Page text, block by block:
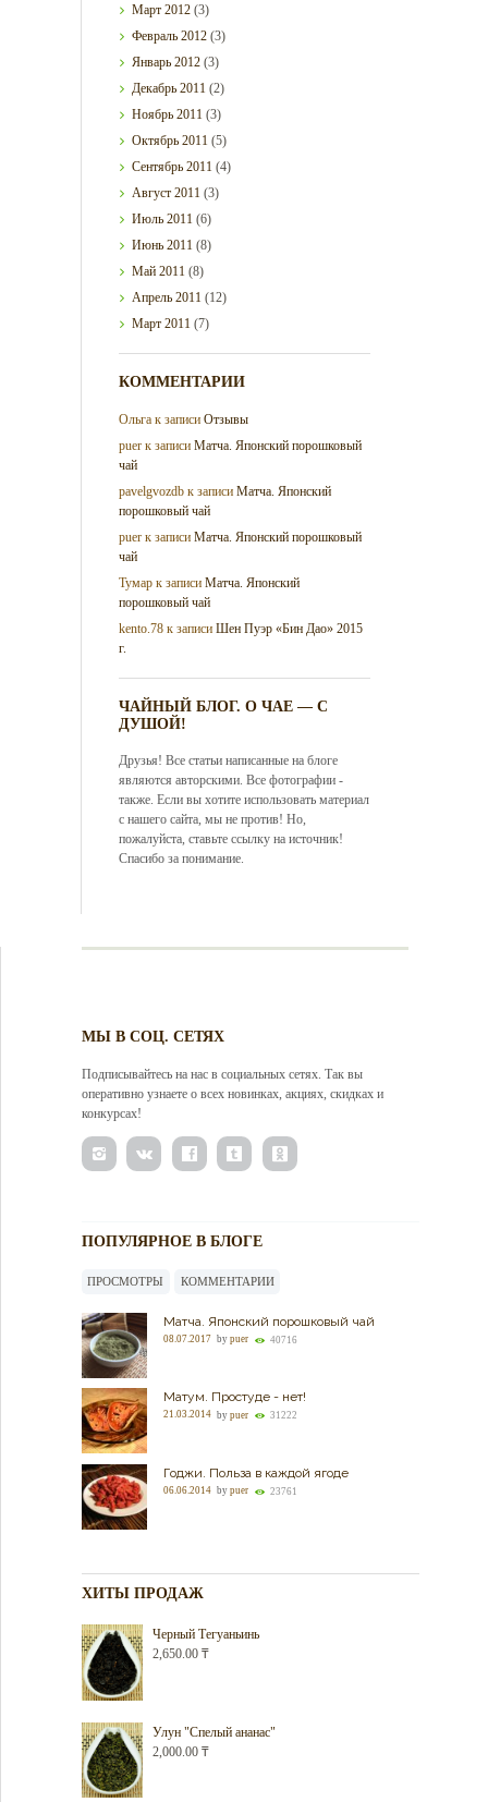
Март2012 (3)
Февраль2012 (3)
Январь2012 (3)
Декабрь2011 (2)
Ноябрь2011 (3)
Октябрь2011 (5)
Сентябрь2011 (4)
Август2011 (3)
Июль2011 (6)
Июнь2011 (8)
Май2011 (8)
Апрель2011 (12)
Март2011 (7)
КОММЕНТАРИИ
Ольга к записиОтзывы
puer к записиМатча. Японский порошковый
чай
pavelgvozdb к записиМатча. Японский
порошковый чай
puer к записиМатча. Японский порошковый
чай
Тумар к записиМатча. Японский
порошковый чай
kento.78 к записиШен Пуэр «Бин Дао» 2015
г.
ЧАЙНЫЙ БЛОГ. О ЧАЕ — С
ДУШОЙ!
Друзья! Все статьи написанные на блоге
являются авторскими. Все фотографии -
также. Если вы хотите использовать материал
с нашего сайта, мы не против! Но,
пожалуйста, ставьте ссылку на источник!
Спасибо за понимание.
МЫ В СОЦ. СЕТЯХ
Подписывайтесь на нас в социальных сетях. Так вы
оперативно узнаете о всех новинках, акциях, скидках и
конкурсах!
ПОПУЛЯРНОЕ В БЛОГЕ
ПРОСМОТРЫ КОММЕНТАРИИ
Матча. Японский порошковый чай
08.07.2017 by puer 40716
Матум. Простуде - нет!
21.03.2014 by puer 31222
Годжи. Польза в каждой ягоде
06.06.2014 by puer 23761
ХИТЫ ПРОДАЖ
Черный Тегуаньинь
2,650.00 ₸
Улун "Спелый ананас"
2,000.00 ₸